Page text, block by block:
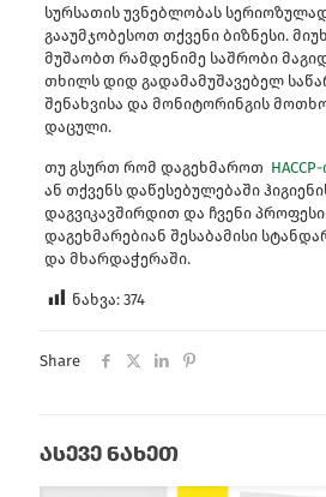
სურსათის უვნებლობას
გააუმჯობესოთ თქვენი ბიზნესი.
მუშაობთ რამდენიმე საშრობი
თხილს დიდ გადამამუშავებელ
შენახვისა და მონიტორინგის
დაცული.
თუ გსურთ რომ დაგეხმაროთ
ან თქვენს დაწესებულებაში
დაგვიკავშირდით და ჩვენი
დაგეხმარებიან შესაბამისი
და მხარდაჭერაში.
ნახვა: 374
Share
ასევე ნახეთ